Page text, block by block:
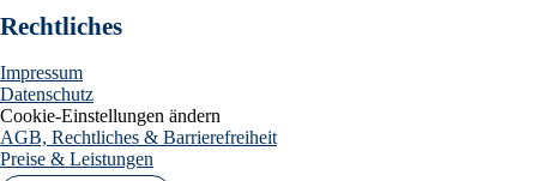
Rechtliches
Impressum
Datenschutz
Cookie-Einstellungen ändern
AGB, Rechtliches & Barrierefreiheit
Preise & Leistungen